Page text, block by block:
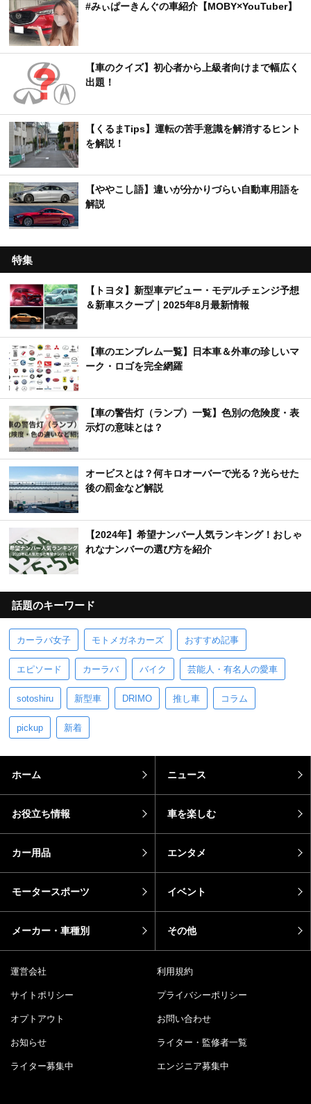
#みぃぱーきんぐの車紹介【MOBY×YouTuber】
【車のクイズ】初心者から上級者向けまで幅広く
出題！
【くるまTips】運転の苦手意識を解消するヒント
を解説！
【ややこし語】違いが分かりづらい自動車用語を
解説
特集
【トヨタ】新型車デビュー・モデルチェンジ予想
＆新車スクープ｜2025年8月最新情報
【車のエンブレム一覧】日本車＆外車の珍しいマ
ーク・ロゴを完全網羅
【車の警告灯（ランプ）一覧】色別の危険度・表
示灯の意味とは？
オービスとは？何キロオーバーで光る？光らせた
後の罰金など解説
【2024年】希望ナンバー人気ランキング！おしゃ
れなナンバーの選び方を紹介
話題のキーワード
カーラバ女子 モトメガネカーズ おすすめ記事
エピソード カーラバ バイク 芸能人・有名人の愛車
sotoshiru 新型車 DRIMO 推し車 コラム
pickup 新着
ホーム ニュース
お役立ち情報 車を楽しむ
カー用品 エンタメ
モータースポーツ イベント
メーカー・車種別 その他
運営会社 利用規約
サイトポリシー プライバシーポリシー
オプトアウト お問い合わせ
お知らせ ライター・監修者一覧
ライター募集中 エンジニア募集中